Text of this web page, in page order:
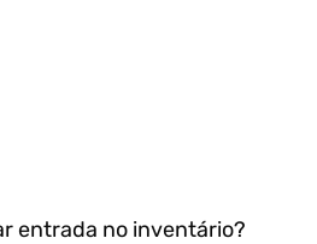
entrada no inventário?